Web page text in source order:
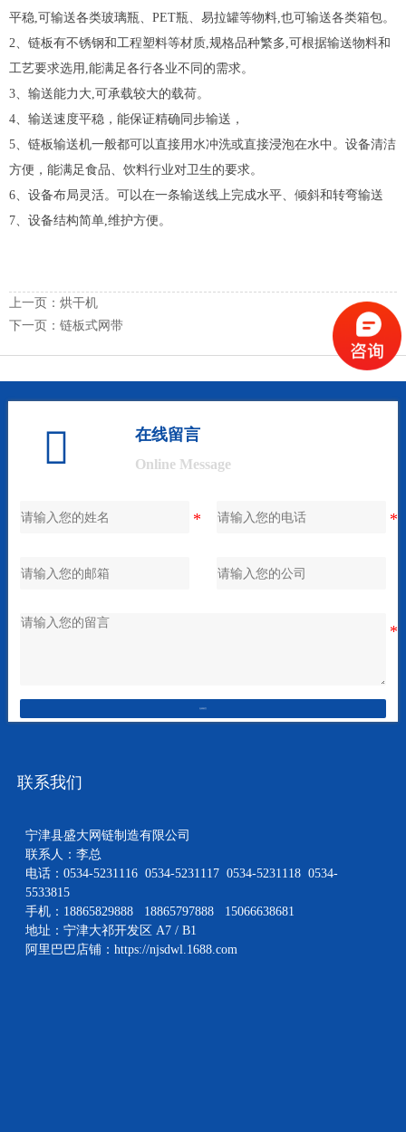
平稳,可输送各类玻璃瓶、PET瓶、易拉罐等物料,也可输送各类箱包。
2、链板有不锈钢和工程塑料等材质,规格品种繁多,可根据输送物料和
工艺要求选用,能满足各行各业不同的需求。
3、输送能力大,可承载较大的载荷。
4、输送速度平稳，能保证精确同步输送，
5、链板输送机一般都可以直接用水冲洗或直接浸泡在水中。设备清洁
方便，能满足食品、饮料行业对卫生的要求。
6、设备布局灵活。可以在一条输送线上完成水平、倾斜和转弯输送
7、设备结构简单,维护方便。
上一页： 烘干机
下一页： 链板式网带
 在线留言
Online Message
联系我们
宁津县盛大网链制造有限公司
联系人：李总
电话：0534-5231116 0534-5231117 0534-5231118 0534-
5533815
手机：18865829888 18865797888 15066638681
地址：宁津大祁开发区 A7 / B1
阿里巴巴店铺：https://njsdwl.1688.com